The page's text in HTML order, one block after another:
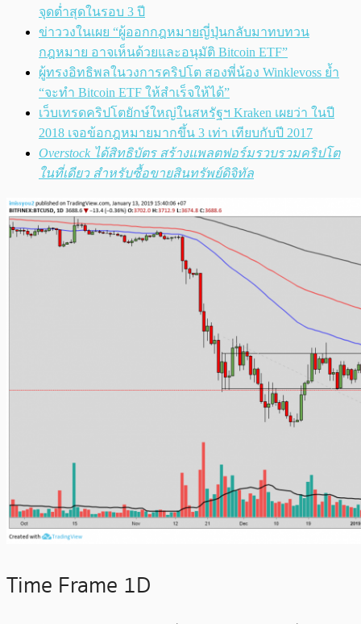
จุดต่ำสุดในรอบ 3 ปี
ข่าววงในเผย “ผู้ออกกฎหมายญี่ปุ่นกลับมาทบทวน
กฎหมาย อาจเห็นด้วยและอนุมัติ Bitcoin ETF”
ผู้ทรงอิทธิพลในวงการคริปโต สองพี่น้อง Winklevoss ย้ำ
“จะทำ Bitcoin ETF ให้สำเร็จให้ได้”
เว็บเทรดคริปโตยักษ์ใหญ่ในสหรัฐฯ Kraken เผยว่า ในปี
2018 เจอข้อกฎหมายมากขึ้น 3 เท่า เทียบกับปี 2017
Overstock ได้สิทธิบัตร สร้างแพลตฟอร์มรวบรวมคริปโต
ในที่เดียว สำหรับซื้อขายสินทรัพย์ดิจิทัล
Time Frame 1D